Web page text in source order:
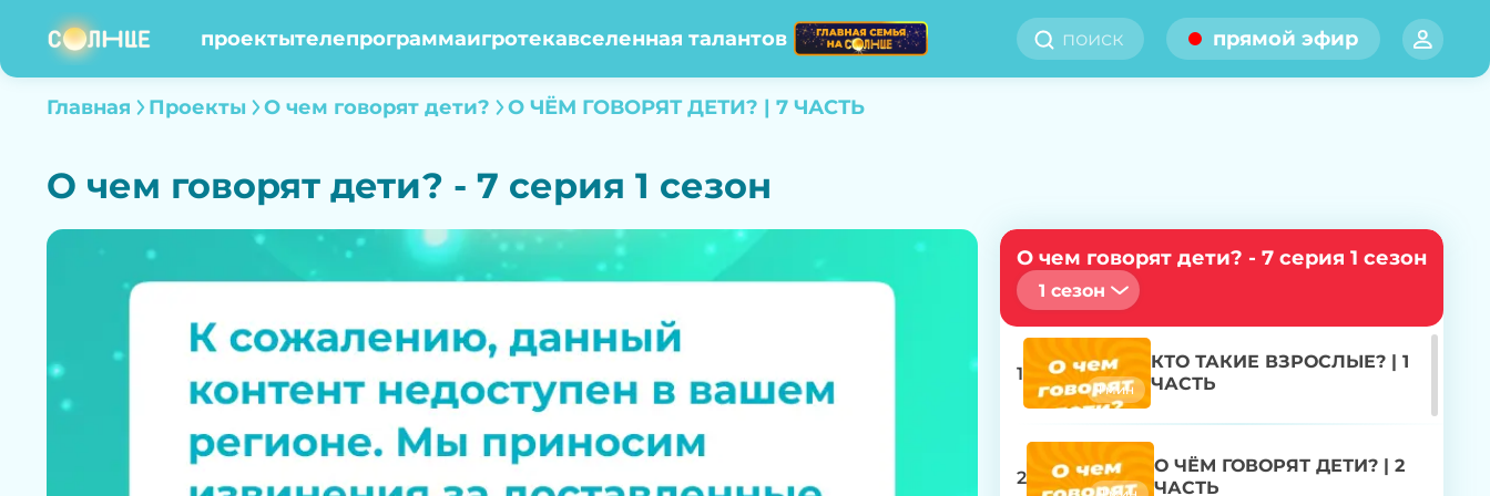
проектытелепрограммаигротекавселенная талантов прямой эфир
Главная Проекты О чем говорят дети? О ЧЁМ ГОВОРЯТ ДЕТИ? | 7 ЧАСТЬ
О чем говорят дети? - 7 серия 1 сезон
О чем говорят дети? - 7 серия 1 сезон
1 сезон
1
1 мин
КТО ТАКИЕ ВЗРОСЛЫЕ? | 1
ЧАСТЬ
2
О ЧЁМ ГОВОРЯТ ДЕТИ? | 2
ЧАСТЬ